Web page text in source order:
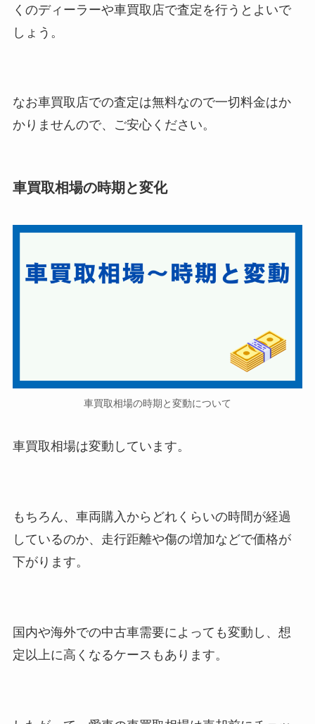
くのディーラーや車買取店で査定を行うとよいで
しょう。
なお車買取店での査定は無料なので一切料金はか
かりませんので、ご安心ください。
車買取相場の時期と変化
車買取相場の時期と変動について
車買取相場は変動しています。
もちろん、車両購入からどれくらいの時間が経過
しているのか、走行距離や傷の増加などで価格が
下がります。
国内や海外での中古車需要によっても変動し、想
定以上に高くなるケースもあります。